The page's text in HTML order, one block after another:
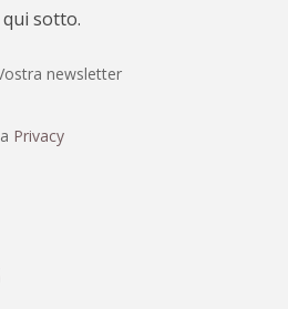
sotto.
newsletter
Privacy